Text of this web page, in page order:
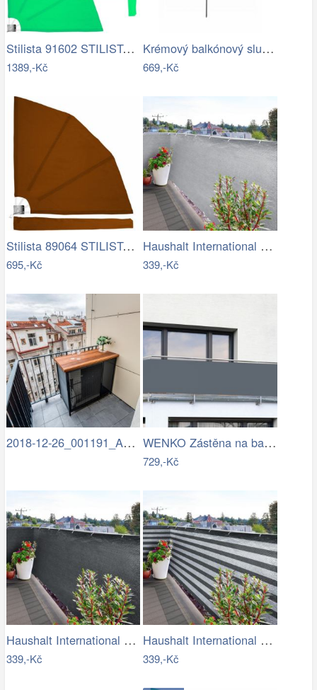
Stilista 91602 STILISTA 2 dílná…
1389,-Kč
Krémový balkónový slunečník BELINDA…
669,-Kč
Stilista 89064 STILISTA Balkonová…
695,-Kč
Haushalt International Zástěna na…
339,-Kč
2018-12-26_001191_AuroraHDR2019-edit.jpg WENKO Zástěna na balkon Antracit
729,-Kč
Haushalt International Zástěna na…
339,-Kč
Haushalt International Zástěna na…
339,-Kč